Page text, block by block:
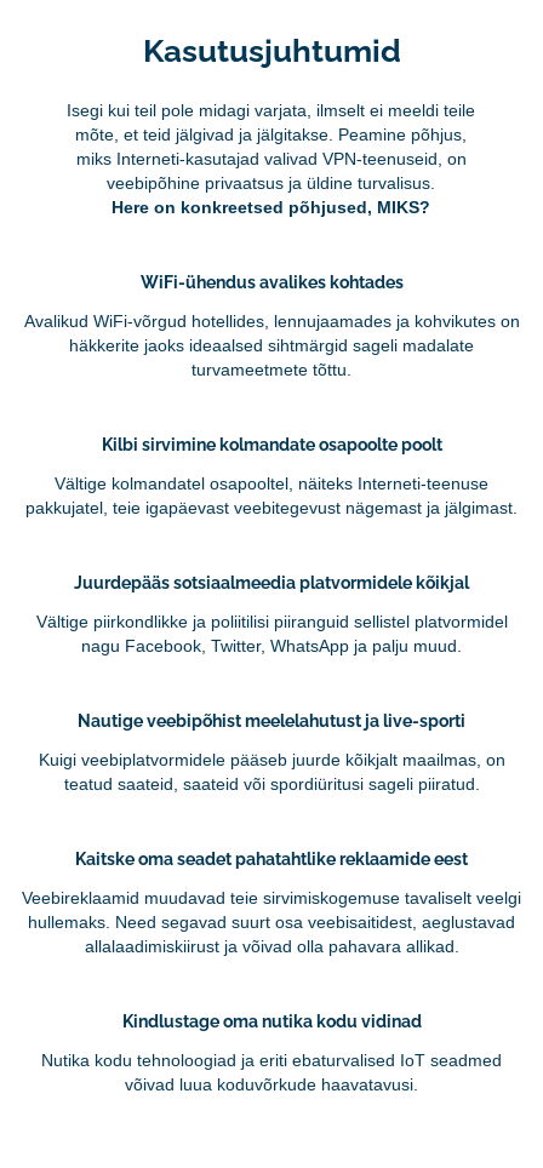
Kasutusjuhtumid
Isegi kui teil pole midagi varjata, ilmselt ei meeldi teile
mõte, et teid jälgivad ja jälgitakse. Peamine põhjus,
miks Interneti-kasutajad valivad VPN-teenuseid, on
veebipõhine privaatsus ja üldine turvalisus.
Here on konkreetsed põhjused, MIKS?
WiFi-ühendus avalikes kohtades
Avalikud WiFi-võrgud hotellides, lennujaamades ja kohvikutes on
häkkerite jaoks ideaalsed sihtmärgid sageli madalate
turvameetmete tõttu.
Kilbi sirvimine kolmandate osapoolte poolt
Vältige kolmandatel osapooltel, näiteks Interneti-teenuse
pakkujatel, teie igapäevast veebitegevust nägemast ja jälgimast.
Juurdepääs sotsiaalmeedia platvormidele kõikjal
Vältige piirkondlikke ja poliitilisi piiranguid sellistel platvormidel
nagu Facebook, Twitter, WhatsApp ja palju muud.
Nautige veebipõhist meelelahutust ja live-sporti
Kuigi veebiplatvormidele pääseb juurde kõikjalt maailmas, on
teatud saateid, saateid või spordiüritusi sageli piiratud.
Kaitske oma seadet pahatahtlike reklaamide eest
Veebireklaamid muudavad teie sirvimiskogemuse tavaliselt veelgi
hullemaks. Need segavad suurt osa veebisaitidest, aeglustavad
allalaadimiskiirust ja võivad olla pahavara allikad.
Kindlustage oma nutika kodu vidinad
Nutika kodu tehnoloogiad ja eriti ebaturvalised IoT seadmed
võivad luua koduvõrkude haavatavusi.